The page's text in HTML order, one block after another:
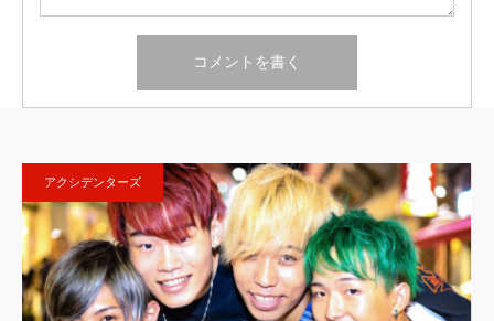
アクシデンターズ